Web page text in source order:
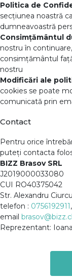
Politica de
secțiunea noastră
dumneavoastră
Consimțământul
nostru în
consimțământul
nostru
Modificări ale
cookies se poate
comunicată prin
Contact
Pentru orice
puteți contacta
BIZZ Brasov SRL
J2019000033080
CUI RO40375042
Str. Alexandru
telefon : 0756192911,
email
Reprezentant: